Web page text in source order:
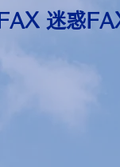
FAX 迷惑